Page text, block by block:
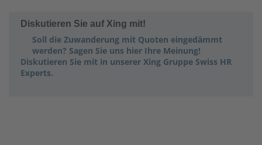
Diskutieren Sie auf Xing mit!
Soll die Zuwanderung mit Quoten eingedämmt
werden? Sagen Sie uns hier Ihre Meinung!
Diskutieren Sie mit in unserer Xing Gruppe Swiss HR
Experts.